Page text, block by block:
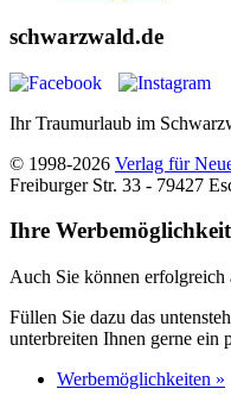
schwarzwald.de
Ihr Traumurlaub im
© 1998-2026 Verlag für
Freiburger Str. 33 - 79427
Ihre
Auch Sie können
Füllen Sie dazu das
unterbreiten Ihnen gerne ein
Werbemöglichkeiten »